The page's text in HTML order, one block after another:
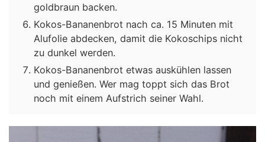
goldbraun backen.
Kokos-Bananenbrot nach ca. 15 Minuten mit
Alufolie abdecken, damit die Kokoschips nicht
zu dunkel werden.
Kokos-Bananenbrot etwas auskühlen lassen
und genießen. Wer mag toppt sich das Brot
noch mit einem Aufstrich seiner Wahl.